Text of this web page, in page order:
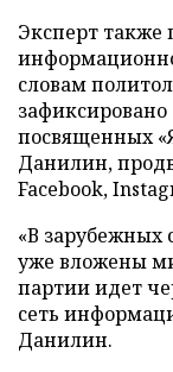
Эксперт
словам
посвященных
Данилин,
Facebook,
«В зарубежных
уже вложены
партии идет
сеть
Данилин.